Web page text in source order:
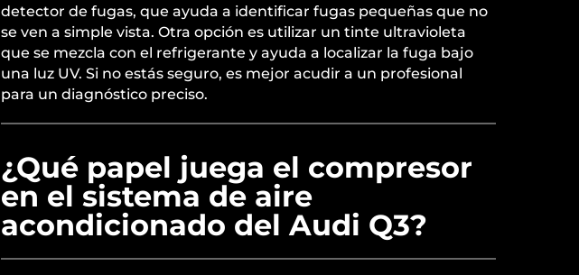
detector de fugas, que ayuda a identificar fugas pequeñas que no
se ven a simple vista. Otra opción es utilizar un tinte ultravioleta
que se mezcla con el refrigerante y ayuda a localizar la fuga bajo
una luz UV. Si no estás seguro, es mejor acudir a un profesional
para un diagnóstico preciso.
¿Qué papel juega el compresor
en el sistema de aire
acondicionado del Audi Q3?